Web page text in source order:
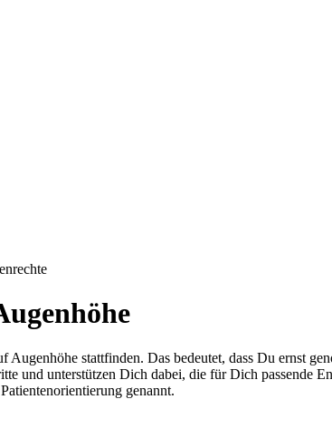
Augenhöhe stattfinden. Das bedeutet, dass Du ernst
und unterstützen Dich dabei, die für Dich passende
genannt.